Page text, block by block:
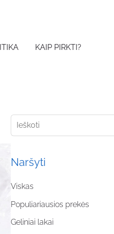
KAIP PIRKTI?
Naršyti
Viskas
Populiariausios prekės
Geliniai lakai